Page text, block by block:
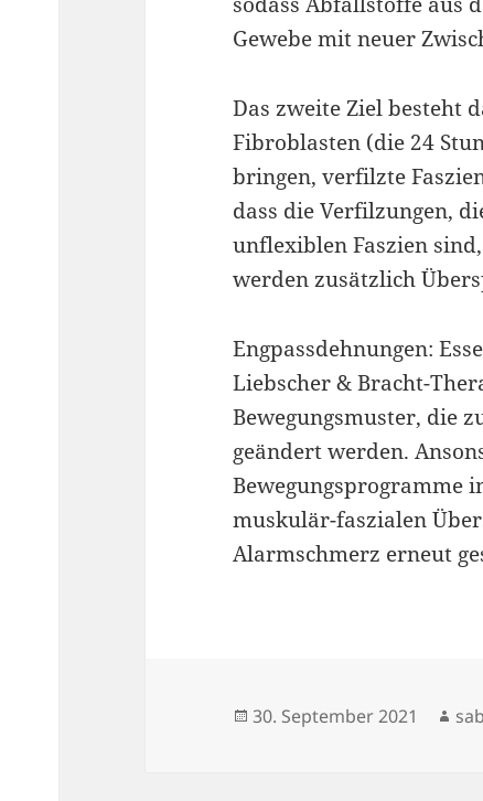
Gewebe mit neuer
Das zweite Ziel besteht
Fibroblasten (die 24
bringen, verfilzte
dass die Verfilzungen,
unflexiblen Faszien
werden zusätzlich
Engpassdehnungen:
Liebscher & Bracht-
Bewegungsmuster, die
geändert werden.
Bewegungsprogramme
muskulär-faszialen
Alarmschmerz erneut
Veröffentlicht
30. September 2021